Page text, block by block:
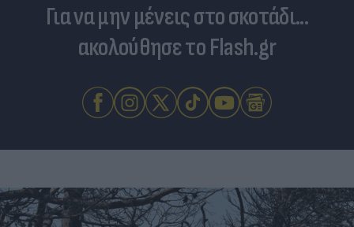
Για να μην μένεις στο σκοτάδι...
ακολούθησε το Flash.gr